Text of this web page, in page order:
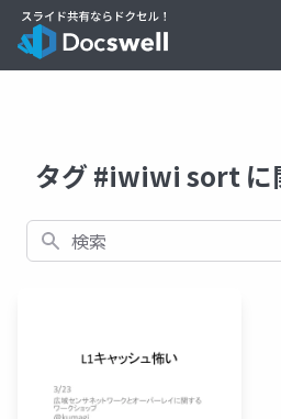
タグ #iwiwi sort に
検索